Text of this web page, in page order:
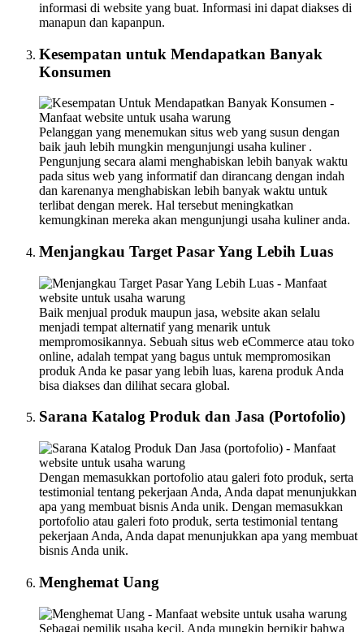
informasi di website yang buat. Informasi ini dapat diakses di
manapun dan kapanpun.
Kesempatan untuk Mendapatkan Banyak
Konsumen
Pelanggan yang menemukan situs web yang susun dengan
baik jauh lebih mungkin mengunjungi usaha kuliner .
Pengunjung secara alami menghabiskan lebih banyak waktu
pada situs web yang informatif dan dirancang dengan indah
dan karenanya menghabiskan lebih banyak waktu untuk
terlibat dengan merek. Hal tersebut meningkatkan
kemungkinan mereka akan mengunjungi usaha kuliner anda.
Menjangkau Target Pasar Yang Lebih Luas
Baik menjual produk maupun jasa, website akan selalu
menjadi tempat alternatif yang menarik untuk
mempromosikannya. Sebuah situs web eCommerce atau toko
online, adalah tempat yang bagus untuk mempromosikan
produk Anda ke pasar yang lebih luas, karena produk Anda
bisa diakses dan dilihat secara global.
Sarana Katalog Produk dan Jasa (Portofolio)
Dengan memasukkan portofolio atau galeri foto produk, serta
testimonial tentang pekerjaan Anda, Anda dapat menunjukkan
apa yang membuat bisnis Anda unik. Dengan memasukkan
portofolio atau galeri foto produk, serta testimonial tentang
pekerjaan Anda, Anda dapat menunjukkan apa yang membuat
bisnis Anda unik.
Menghemat Uang
Sebagai pemilik usaha kecil, Anda mungkin berpikir bahwa